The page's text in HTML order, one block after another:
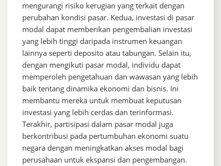
mengurangi risiko kerugian yang terkait dengan
perubahan kondisi pasar. Kedua, investasi di pasar
modal dapat memberikan pengembalian investasi
yang lebih tinggi daripada instrumen keuangan
lainnya seperti deposito atau tabungan. Selain itu,
dengan mengikuti pasar modal, individu dapat
memperoleh pengetahuan dan wawasan yang lebih
baik tentang dinamika ekonomi dan bisnis. Ini
membantu mereka untuk membuat keputusan
investasi yang lebih cerdas dan terinformasi.
Terakhir, partisipasi dalam pasar modal juga
berkontribusi pada pertumbuhan ekonomi suatu
negara dengan meningkatkan akses modal bagi
perusahaan untuk ekspansi dan pengembangan.